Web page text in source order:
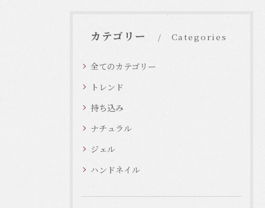
カテゴリー Categories
全てのカテゴリー
トレンド
持ち込み
ナチュラル
ジェル
ハンドネイル